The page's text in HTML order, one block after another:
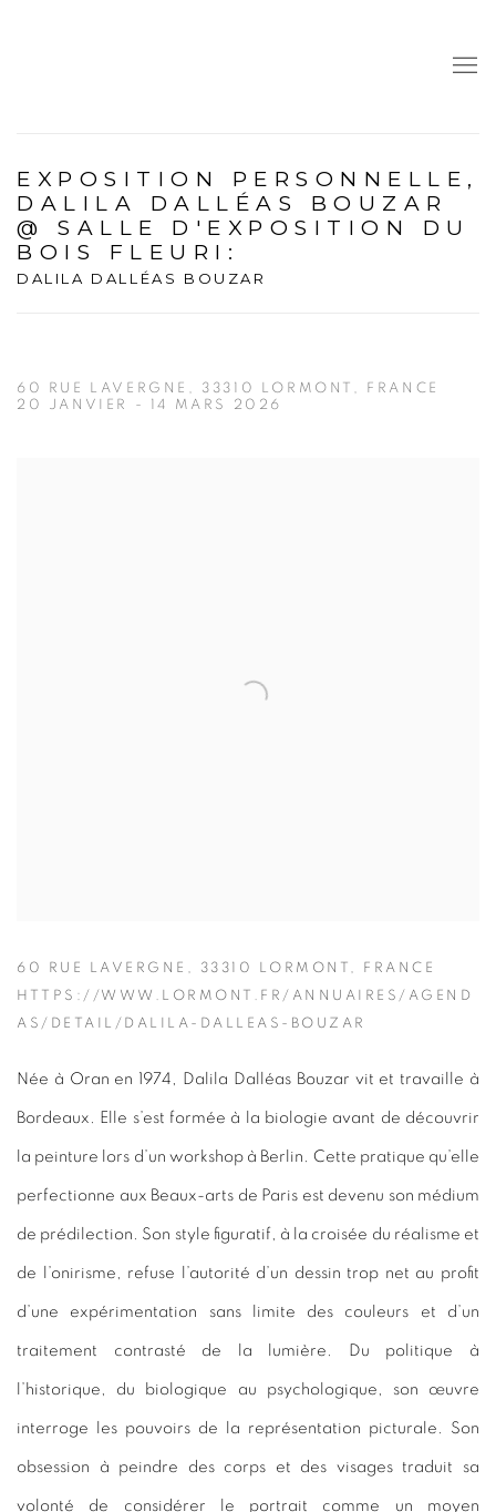
EXPOSITION PERSONNELLE,
DALILA DALLÉAS BOUZAR
@ SALLE D'EXPOSITION DU
BOIS FLEURI :
DALILA DALLÉAS BOUZAR
60 RUE LAVERGNE, 33310 LORMONT, FRANCE
20 JANVIER - 14 MARS 2026
60 RUE LAVERGNE, 33310 LORMONT, FRANCE
HTTPS://WWW.LORMONT.FR/ANNUAIRES/AGEND
AS/DETAIL/DALILA-DALLEAS-BOUZAR
Née à Oran en 1974, Dalila Dalléas Bouzar vit et travaille à
Bordeaux. Elle s’est formée à la biologie avant de découvrir
la peinture lors d’un workshop à Berlin. Cette pratique qu’elle
perfectionne aux Beaux-arts de Paris est devenu son médium
de prédilection. Son style figuratif, à la croisée du réalisme et
de l’onirisme, refuse l’autorité d’un dessin trop net au profit
d’une expérimentation sans limite des couleurs et d’un
traitement contrasté de la lumière. Du politique à
l’historique, du biologique au psychologique, son œuvre
interroge les pouvoirs de la représentation picturale. Son
obsession à peindre des corps et des visages traduit sa
volonté de considérer le portrait comme un moyen